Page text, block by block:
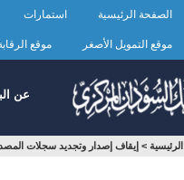
الصفحة الرئيسية استمارات
موقع التمويل الأصغر موقع
عن
أنت
الرئيسية > إيقاف إصدار وتجديد سجلات